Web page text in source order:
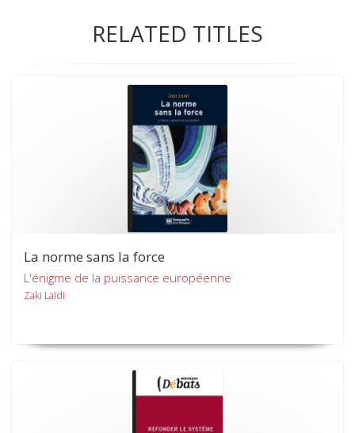
RELATED TITLES
La norme sans la force
L'énigme de la puissance européenne
Zaki Laïdi